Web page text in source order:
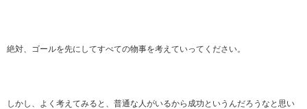
絶対、ゴールを先にしてすべての物事を考えていってください。
しかし、よく考えてみると、普通な人がいるから成功というんだろうなと思い